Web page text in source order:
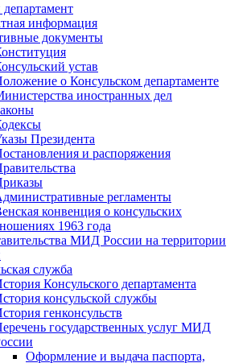
информация
документы
устав
о Консульском департаменте
иностранных дел
Президента
и распоряжения
регламенты
конвенция о консульских
1963 года
МИД России на территории
служба
Консульского департамента
консульской службы
генконсульств
государственных услуг МИД
Оформление и выдача паспорта,